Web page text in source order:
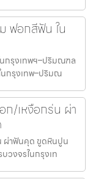
ฟอกสีฟัน ใน
กรุงเทพฯ–ปริมณฑล
กรุงเทพ–ปริมณ
/เหงือกร่น ผ่า
ผ่าฟันคุด ขูดหินปูน
งจรในกรุงเท